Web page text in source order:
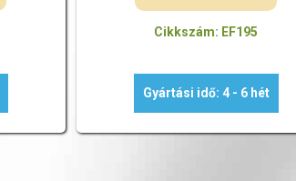
Cikkszám: EF195
Gyártási idő: 4 - 6 hét